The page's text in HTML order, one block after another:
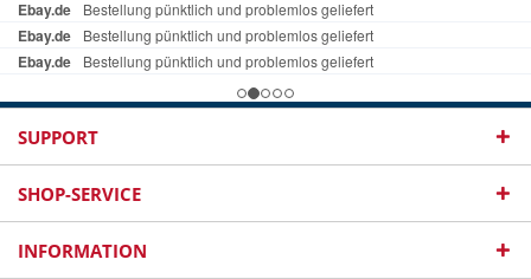
SUPPORT
SHOP-SERVICE
INFORMATION